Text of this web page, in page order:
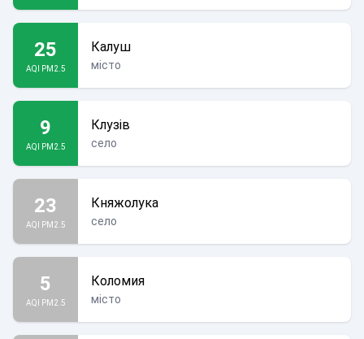
25
AQI PM2.5
Калуш
місто
9
AQI PM2.5
Клузів
село
23
AQI PM2.5
Княжолука
село
5
AQI PM2.5
Коломия
місто